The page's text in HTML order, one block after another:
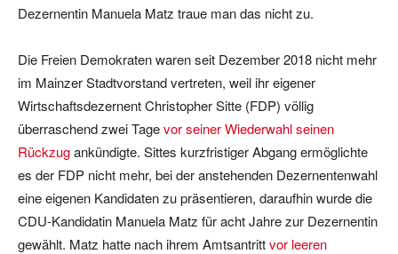
Dezernentin Manuela Matz traue man das nicht zu.
Die Freien Demokraten waren seit Dezember 2018 nicht mehr
im Mainzer Stadtvorstand vertreten, weil ihr eigener
Wirtschaftsdezernent Christopher Sitte (FDP) völlig
überraschend zwei Tagevor seiner Wiederwahl seinen
Rückzugankündigte. Sittes kurzfristiger Abgang ermöglichte
es der FDP nicht mehr, bei der anstehenden Dezernentenwahl
eine eigenen Kandidaten zu präsentieren, daraufhin wurde die
CDU-Kandidatin Manuela Matz für acht Jahre zur Dezernentin
gewählt. Matz hatte nach ihrem Amtsantrittvor leeren